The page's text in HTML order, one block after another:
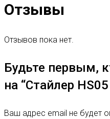
Отзывы
Отзывов пока нет.
Будьте первым,
на “Стайлер
Ваш адрес email не будет